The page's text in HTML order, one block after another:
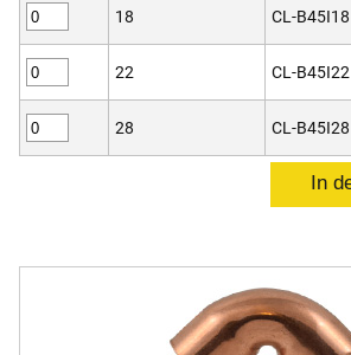
18 CL-B45I18
22 CL-B45I22
28 CL-B45I28